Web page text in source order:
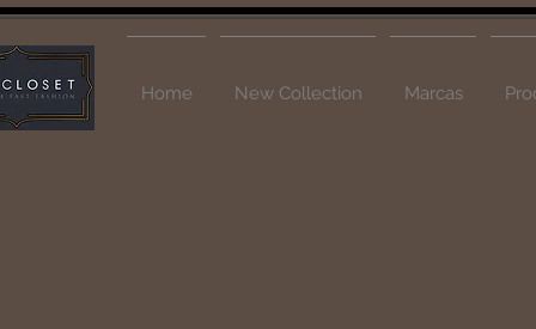
Home New Collection Marcas